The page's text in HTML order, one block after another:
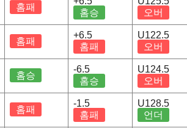
홈패
홈승
오버
홈패
+6.5
홈패
U122.5
오버
홈승
-6.5
홈승
U124.5
오버
홈패
-1.5
홈패
U128.5
언더